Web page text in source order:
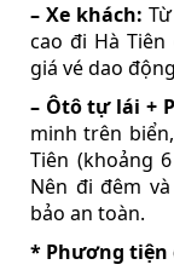
– Xe khách:
cao đi Hà
giá vé dao
– Ôtô tự lái +
minh trên
Tiên (khoảng
Nên đi đêm
bảo an toàn.
* Phương tiện